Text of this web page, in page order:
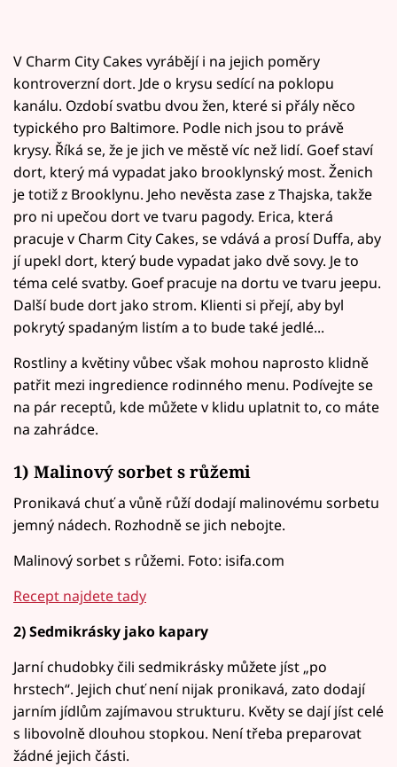
V Charm City Cakes vyrábějí i na jejich poměry
kontroverzní dort. Jde o krysu sedící na poklopu
kanálu. Ozdobí svatbu dvou žen, které si přály něco
typického pro Baltimore. Podle nich jsou to právě
krysy. Říká se, že je jich ve městě víc než lidí. Goef staví
dort, který má vypadat jako brooklynský most. Ženich
je totiž z Brooklynu. Jeho nevěsta zase z Thajska, takže
pro ni upečou dort ve tvaru pagody. Erica, která
pracuje v Charm City Cakes, se vdává a prosí Duffa, aby
jí upekl dort, který bude vypadat jako dvě sovy. Je to
téma celé svatby. Goef pracuje na dortu ve tvaru jeepu.
Další bude dort jako strom. Klienti si přejí, aby byl
pokrytý spadaným listím a to bude také jedlé...
Rostliny a květiny vůbec však mohou naprosto klidně
patřit mezi ingredience rodinného menu. Podívejte se
na pár receptů, kde můžete v klidu uplatnit to, co máte
na zahrádce.
1) Malinový sorbet s růžemi
Pronikavá chuť a vůně růží dodají malinovému sorbetu
jemný nádech. Rozhodně se jich nebojte.
Malinový sorbet s růžemi. Foto: isifa.com
Recept najdete tady
2) Sedmikrásky jako kapary
Jarní chudobky čili sedmikrásky můžete jíst „po
hrstech“. Jejich chuť není nijak pronikavá, zato dodají
jarním jídlům zajímavou strukturu. Květy se dají jíst celé
s libovolně dlouhou stopkou. Není třeba preparovat
žádné jejich části.